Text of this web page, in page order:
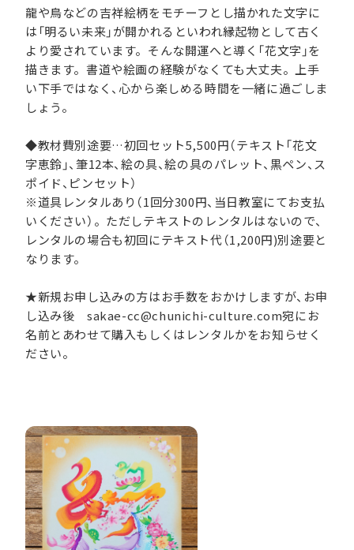
龍や鳥などの吉祥絵柄をモチーフとし描かれた文字に
は「明るい未来」が開かれるといわれ縁起物として古く
より愛されています。そんな開運へと導く「花文字」を
描きます。書道や絵画の経験がなくても大丈夫。上手
い下手ではなく、心から楽しめる時間を一緒に過ごしま
しょう。
◆教材費別途要…初回セット5,500円（テキスト「花文
字恵鈴」、筆12本、絵の具、絵の具のパレット、黒ペン、ス
ポイド、ピンセット）
※道具レンタルあり（1回分300円、当日教室にてお支払
いください）。ただしテキストのレンタルはないので、
レンタルの場合も初回にテキスト代（1,200円)別途要と
なります。
★新規お申し込みの方はお手数をおかけしますが、お申
し込み後 sakae-cc@chunichi-culture.com宛にお
名前とあわせて購入もしくはレンタルかをお知らせく
ださい。